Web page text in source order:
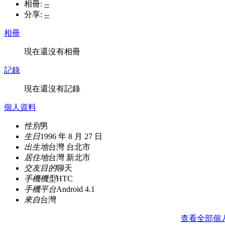
相冊: --
分享: --
相冊
現在還沒有相冊
記錄
現在還沒有記錄
個人資料
性別男
生日1996 年 8 月 27 日
出生地台灣 台北市
居住地台灣 新北市
交友目的聊天
手機機型HTC
手機平台Android 4.1
來自台灣
查看全部個